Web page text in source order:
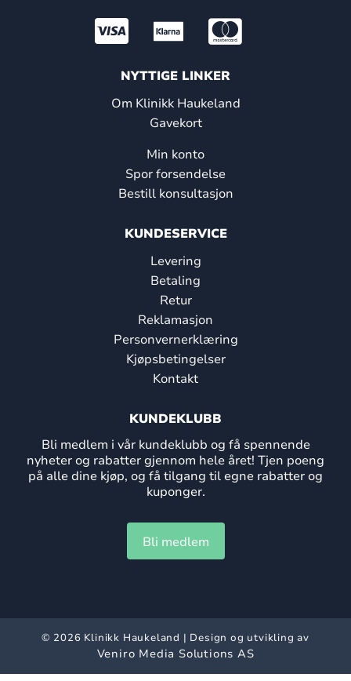
NYTTIGE LINKER
Om Klinikk Haukeland
Gavekort
Min konto
Spor forsendelse
Bestill konsultasjon
KUNDESERVICE
Levering
Betaling
Retur
Reklamasjon
Personvernerklæring
Kjøpsbetingelser
Kontakt
KUNDEKLUBB
Bli medlem i vår kundeklubb og få spennende
nyheter og rabatter gjennom hele året! Tjen poeng
på alle dine kjøp, og få tilgang til egne rabatter og
kuponger.
Bli medlem
© 2026 Klinikk Haukeland | Design og utvikling av
Veniro Media Solutions AS